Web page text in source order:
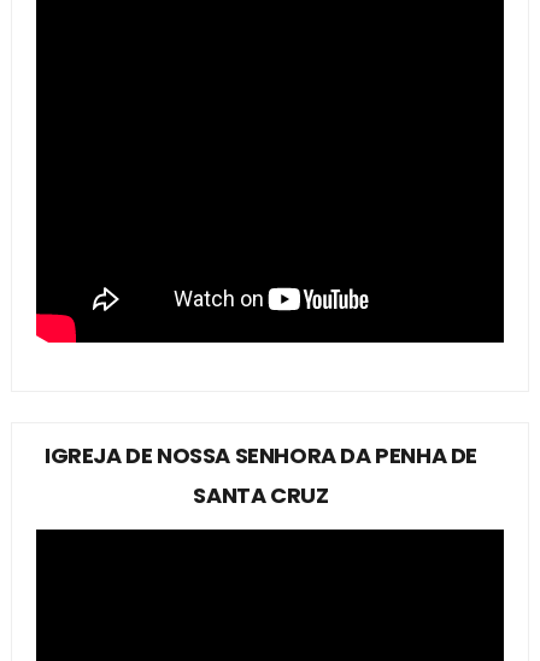
IGREJA DE NOSSA SENHORA DA PENHA DE
SANTA CRUZ